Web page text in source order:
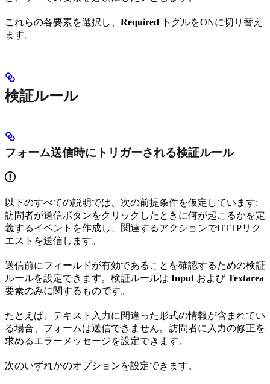
これらの各要素を選択し、 Required トグルをONに切り替え
ます。
検証ルール
フォーム送信時にトリガーされる検証ルール
以下のすべての説明では、次の前提条件を仮定しています:
訪問者が送信ボタンをクリックしたときに何が起こるかを定
義するイベントを作成し、関連するアクションでHTTPリク
エストを送信します。
送信前にフィールドが有効であることを確認するための検証
ルールを設定できます。検証ルールは Input およびTextarea
要素のみに関するものです。
たとえば、テキスト入力に間違った形式の情報が含まれてい
る場合、フォームは送信できません。訪問者に入力の修正を
求めるエラーメッセージを設定できます。
次のいずれかのオプションを設定できます。